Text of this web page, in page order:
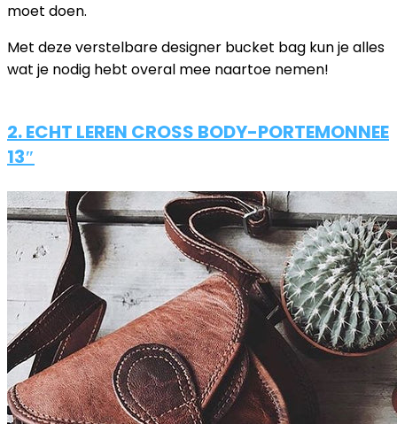
moet doen.
Met deze verstelbare designer bucket bag kun je alles
wat je nodig hebt overal mee naartoe nemen!
2. ECHT LEREN CROSS BODY-PORTEMONNEE
13″